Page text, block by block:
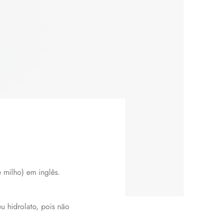
em inglês.
hidrolato, pois não